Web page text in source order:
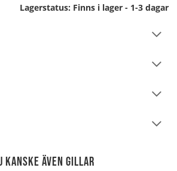
Lagerstatus: Finns i lager - 1-3 dagar
kanske även gillar